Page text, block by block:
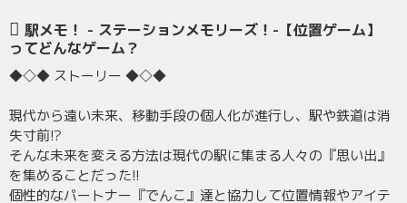
駅メモ！ - ステーションメモリーズ！-【位置ゲーム】
ってどんなゲーム？
◆◇◆ ストーリー ◆◇◆
現代から遠い未来、移動手段の個人化が進行し、駅や鉄道は消
失寸前!?
そんな未来を変える方法は現代の駅に集まる人々の『思い出』
を集めることだった!!
個性的なパートナー『でんこ』達と協力して位置情報やアイテ